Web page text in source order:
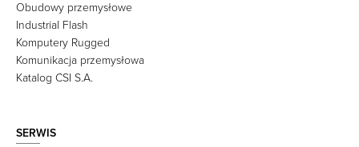
Obudowy przemysłowe
Industrial Flash
Komputery Rugged
Komunikacja przemysłowa
Katalog CSI S.A.
SERWIS